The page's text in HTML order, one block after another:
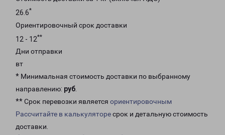
26.6*
Ориентировочный срок доставки
12 - 12**
Дни отправки
вт
* Минимальная стоимость доставки по выбранному
направлению: руб.
** Срок перевозки является ориентировочным
Рассчитайте в калькуляторесрок и детальную стоимость
доставки.